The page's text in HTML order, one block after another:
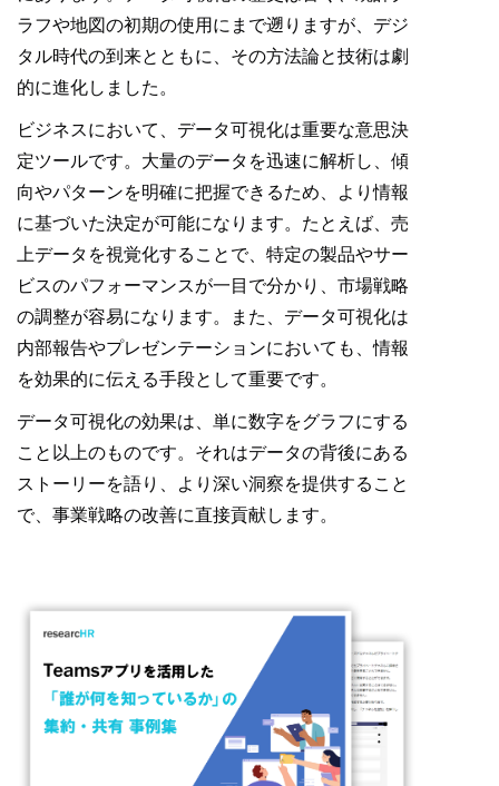
ラフや地図の初期の使用にまで遡りますが、デジ
タル時代の到来とともに、その方法論と技術は劇
的に進化しました。
ビジネスにおいて、データ可視化は重要な意思決
定ツールです。大量のデータを迅速に解析し、傾
向やパターンを明確に把握できるため、より情報
に基づいた決定が可能になります。たとえば、売
上データを視覚化することで、特定の製品やサー
ビスのパフォーマンスが一目で分かり、市場戦略
の調整が容易になります。また、データ可視化は
内部報告やプレゼンテーションにおいても、情報
を効果的に伝える手段として重要です。
データ可視化の効果は、単に数字をグラフにする
こと以上のものです。それはデータの背後にある
ストーリーを語り、より深い洞察を提供すること
で、事業戦略の改善に直接貢献します。